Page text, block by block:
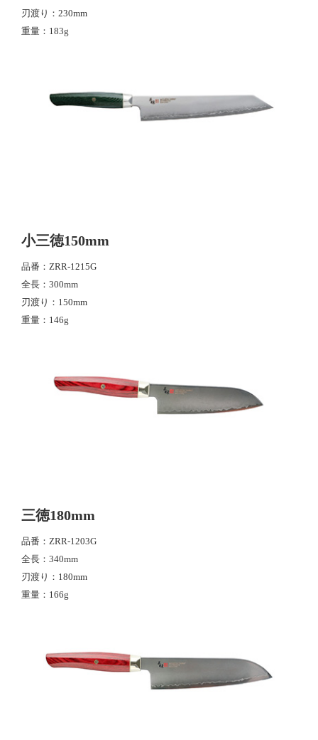
刃渡り
230mm
重量
183g
小三徳150mm
品番
ZRR-1215G
全長
300mm
刃渡り
150mm
重量
146g
三徳180mm
品番
ZRR-1203G
全長
340mm
刃渡り
180mm
重量
166g